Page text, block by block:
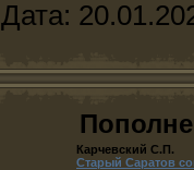
Дата:
Карчевский С.П.
Старый Саратов